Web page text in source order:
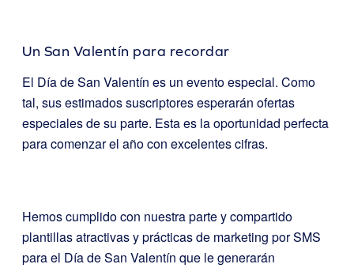
Un San Valentín para recordar
El Día de San Valentín es un evento especial. Como
tal, sus estimados suscriptores esperarán ofertas
especiales de su parte. Esta es la oportunidad perfecta
para comenzar el año con excelentes cifras.
Hemos cumplido con nuestra parte y compartido
plantillas atractivas y prácticas de marketing por SMS
para el Día de San Valentín que le generarán